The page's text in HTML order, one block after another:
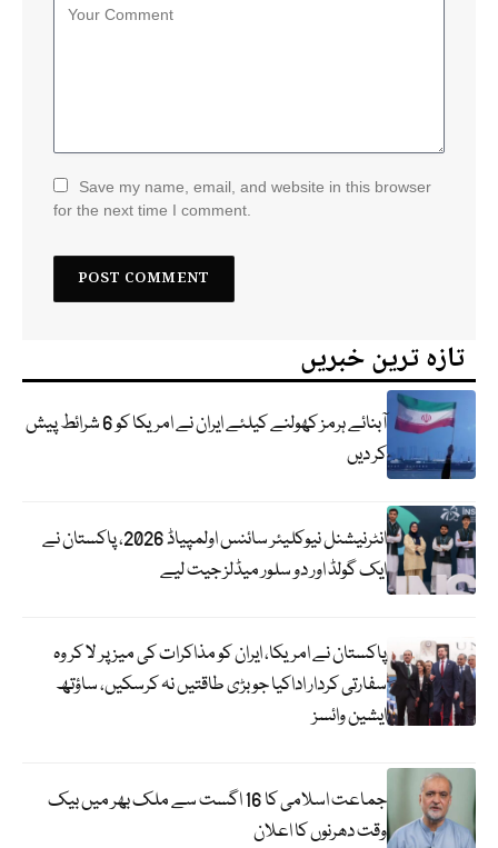
Save my name, email, and website in this browser
for the next time I comment.
تازہ ترین خبریں
آبنائے ہرمز کھولنے کیلئے ایران نے امریکا کو 6 شرائط پیش
کر دیں
انٹرنیشنل نیوکلیئر سائنس اولمپیاڈ 2026، پاکستان نے
ایک گولڈ اور دو سلور میڈلز جیت لیے
پاکستان نے امریکا، ایران کو مذاکرات کی میز پر لا کر وہ
سفارتی کردار اداکیا جو بڑی طاقتیں نہ کرسکیں، ساؤتھ
ایشین وائسز
جماعت اسلامی کا 16 اگست سے ملک بھر میں بیک
وقت دھرنوں کا اعلان